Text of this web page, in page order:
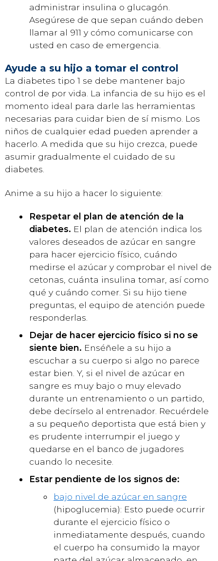
administrar insulina o glucagón.
Asegúrese de que sepan cuándo deben
llamar al 911 y cómo comunicarse con
usted en caso de emergencia.
Ayude a su hijo a tomar el control
La diabetes tipo 1 se debe mantener bajo
control de por vida. La infancia de su hijo es el
momento ideal para darle las herramientas
necesarias para cuidar bien de sí mismo. Los
niños de cualquier edad pueden aprender a
hacerlo. A medida que su hijo crezca, puede
asumir gradualmente el cuidado de su
diabetes.
Anime a su hijo a hacer lo siguiente:
Respetar el plan de atención de la
diabetes. El plan de atención indica los
valores deseados de azúcar en sangre
para hacer ejercicio físico, cuándo
medirse el azúcar y comprobar el nivel de
cetonas, cuánta insulina tomar, así como
qué y cuándo comer. Si su hijo tiene
preguntas, el equipo de atención puede
responderlas.
Dejar de hacer ejercicio físico si no se
siente bien. Enséñele a su hijo a
escuchar a su cuerpo si algo no parece
estar bien. Y, si el nivel de azúcar en
sangre es muy bajo o muy elevado
durante un entrenamiento o un partido,
debe decírselo al entrenador. Recuérdele
a su pequeño deportista que está bien y
es prudente interrumpir el juego y
quedarse en el banco de jugadores
cuando lo necesite.
Estar pendiente de los signos de:
bajo nivel de azúcar en sangre
(hipoglucemia): Esto puede ocurrir
durante el ejercicio físico o
inmediatamente después, cuando
el cuerpo ha consumido la mayor